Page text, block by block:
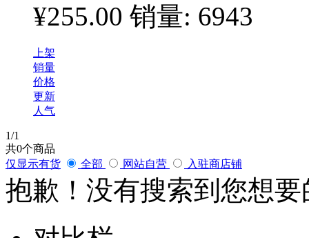
¥255.00 销量: 6943
上架
销量
价格
更新
人气
1/1
共0个商品
仅显示有货
全部 网站自营 入驻商店铺
抱歉！没有搜索到您想